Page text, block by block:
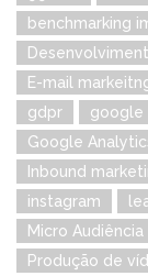
benchmarking
E-mail
gdpr
google
Google
Inbound
instagram
Micro Audiência
Produção de